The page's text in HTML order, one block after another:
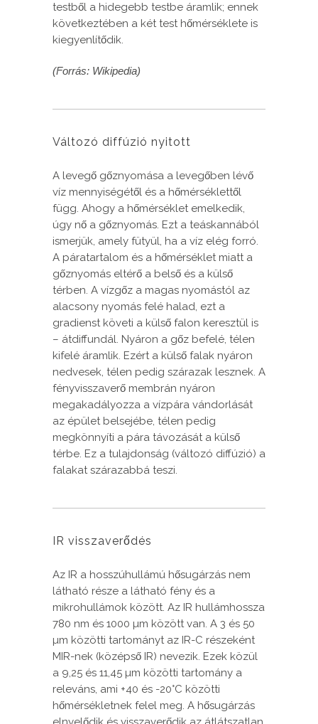
testből a hidegebb testbe áramlik; ennek
következtében a két test hőmérséklete is
kiegyenlítődik.
(Forrás: Wikipedia)
Változó diffúzió nyitott
A levegő gőznyomása a levegőben lévő
víz mennyiségétől és a hőmérséklettől
függ. Ahogy a hőmérséklet emelkedik,
úgy nő a gőznyomás. Ezt a teáskannából
ismerjük, amely fütyül, ha a víz elég forró.
A páratartalom és a hőmérséklet miatt a
gőznyomás eltérő a belső és a külső
térben. A vízgőz a magas nyomástól az
alacsony nyomás felé halad, ezt a
gradienst követi a külső falon keresztül is
– átdiffundál. Nyáron a gőz befelé, télen
kifelé áramlik. Ezért a külső falak nyáron
nedvesek, télen pedig szárazak lesznek. A
fényvisszaverő membrán nyáron
megakadályozza a vízpára vándorlását
az épület belsejébe, télen pedig
megkönnyíti a pára távozását a külső
térbe. Ez a tulajdonság (változó diffúzió) a
falakat szárazabbá teszi.
IR visszaverődés
Az IR a hosszúhullámú hősugárzás nem
látható része a látható fény és a
mikrohullámok között. Az IR hullámhossza
780 nm és 1000 µm között van. A 3 és 50
µm közötti tartományt az IR-C részeként
MIR-nek (középső IR) nevezik. Ezek közül
a 9,25 és 11,45 µm közötti tartomány a
releváns, ami +40 és -20°C közötti
hőmérsékletnek felel meg. A hősugárzás